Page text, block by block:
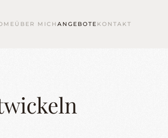
ÜBER MICH ANGEBOTE KONTAKT